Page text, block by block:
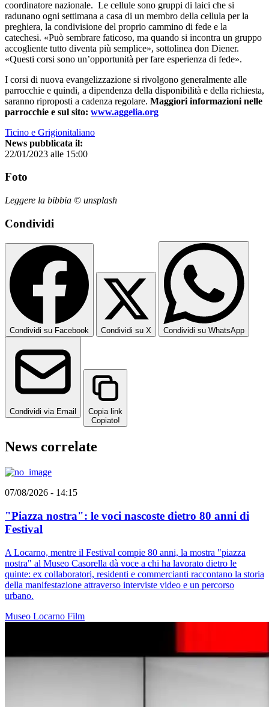
coordinatore nazionale. Le cellule sono gruppi di laici che si
radunano ogni settimana a casa di un membro della cellula per la
preghiera, la condivisione del proprio cammino di fede e la
catechesi. «Può sembrare faticoso, ma quando si incontra un gruppo
accogliente tutto diventa più semplice», sottolinea don Diener.
«Questi corsi sono un’opportunità per fare esperienza di fede».
I corsi di nuova evangelizzazione si rivolgono generalmente alle
parrocchie e quindi, a dipendenza della disponibilità e della richiesta,
saranno riproposti a cadenza regolare. Maggiori informazioni nelle
parrocchie e sul sito: www.aggelia.org
Ticino e Grigionitaliano
News pubblicata il:
22/01/2023 alle 15:00
Foto
Leggere la bibbia © unsplash
Condividi
Condividi su Facebook Condividi su X Condividi su WhatsApp
Condividi via Email
Copia link
Copiato!
News correlate
07/08/2026 - 14:15
"Piazza nostra": le voci nascoste dietro 80 anni di
Festival
A Locarno, mentre il Festival compie 80 anni, la mostra "piazza
nostra" al Museo Casorella dà voce a chi ha lavorato dietro le
quinte: ex collaboratori, residenti e commercianti raccontano la storia
della manifestazione attraverso interviste video e un percorso
urbano.
Museo Locarno Film